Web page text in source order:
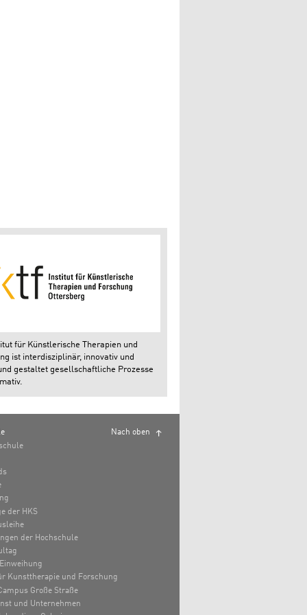
für Künstlerische Therapien und
ist interdisziplinär, innovativ und
gestaltet gesellschaftliche Prozesse
der HKS
der Hochschule
Kunsttherapie und Forschung
Große Straße
und Unternehmen
Nach oben